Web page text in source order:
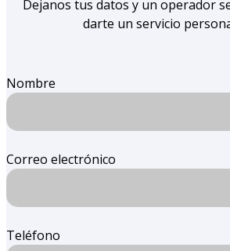
Dejanos tus datos y un operador
darte un servicio
Nombre
Correo electrónico
Teléfono